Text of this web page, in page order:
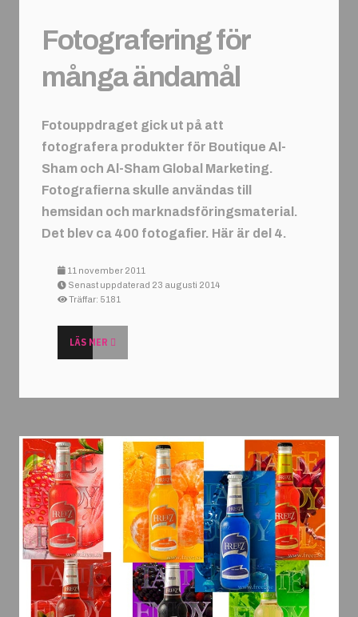
Fotografering för
många ändamål
Fotouppdraget gick ut på att
fotografera produkter för Boutique Al-
Sham och Al-Sham Global Marketing.
Fotografierna skulle användas till
hemsidan och marknadsföringsmaterial.
Det blev ca 400 fotogafier. Här är del 4.
11 november 2011
Senast uppdaterad 23 augusti 2014
Träffar: 5181
LÄS MER